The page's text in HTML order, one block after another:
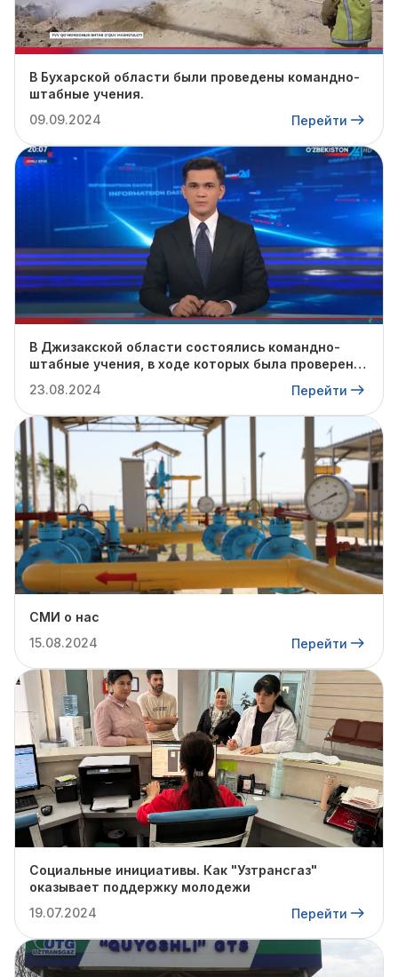
В Бухарской области были проведены командно-
штабные учения.
09.09.2024
Перейти
В Джизакской области состоялись командно-
штабные учения, в ходе которых была проверена
осенне-зимнему сезону.
23.08.2024 Перейти
СМИ о нас
15.08.2024
Перейти
Социальные инициативы. Как "Узтрансгаз"
оказывает поддержку молодежи
19.07.2024
Перейти